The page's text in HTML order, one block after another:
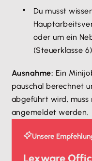
Du musst
oder um ein
(Steuerklasse
Ausnahme: Ein
pauschal berechnet
abgeführt wird, muss
angemeldet werden.
Unsere
Lexware